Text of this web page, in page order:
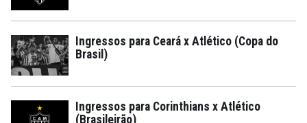
Ingressos para Ceará x Atlético (Copa do
Brasil)
Ingressos para Corinthians x Atlético
(Brasileirão)